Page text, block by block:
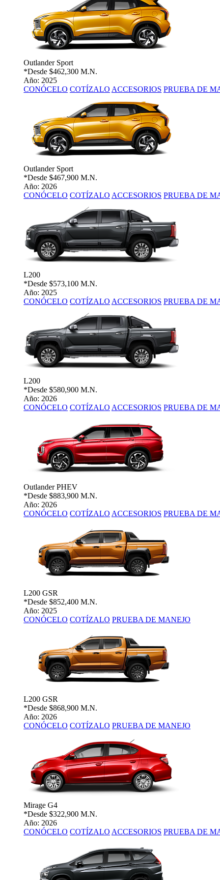
Outlander Sport
*Desde $462,300 M.N.
Año: 2025
CONÓCELO COTÍZALO ACCESORIOS PRUEBA DE
Outlander Sport
*Desde $467,900 M.N.
Año: 2026
CONÓCELO COTÍZALO ACCESORIOS PRUEBA DE
L200
*Desde $573,100 M.N.
Año: 2025
CONÓCELO COTÍZALO ACCESORIOS PRUEBA DE
L200
*Desde $580,900 M.N.
Año: 2026
CONÓCELO COTÍZALO ACCESORIOS PRUEBA DE
Outlander PHEV
*Desde $883,900 M.N.
Año: 2026
CONÓCELO COTÍZALO ACCESORIOS PRUEBA DE
L200 GSR
*Desde $852,400 M.N.
Año: 2025
CONÓCELO COTÍZALO PRUEBA DE MANEJO
L200 GSR
*Desde $868,900 M.N.
Año: 2026
CONÓCELO COTÍZALO PRUEBA DE MANEJO
Mirage G4
*Desde $322,900 M.N.
Año: 2026
CONÓCELO COTÍZALO ACCESORIOS PRUEBA DE